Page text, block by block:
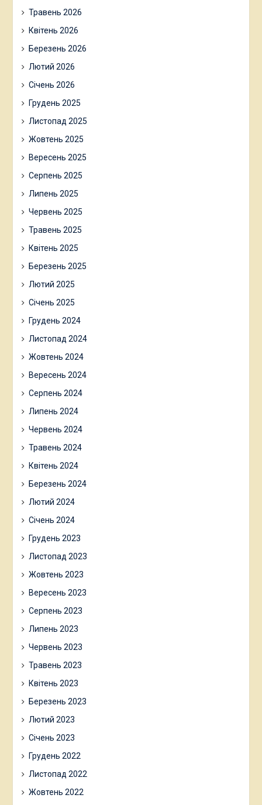
Травень 2026
Квітень 2026
Березень 2026
Лютий 2026
Січень 2026
Грудень 2025
Листопад 2025
Жовтень 2025
Вересень 2025
Серпень 2025
Липень 2025
Червень 2025
Травень 2025
Квітень 2025
Березень 2025
Лютий 2025
Січень 2025
Грудень 2024
Листопад 2024
Жовтень 2024
Вересень 2024
Серпень 2024
Липень 2024
Червень 2024
Травень 2024
Квітень 2024
Березень 2024
Лютий 2024
Січень 2024
Грудень 2023
Листопад 2023
Жовтень 2023
Вересень 2023
Серпень 2023
Липень 2023
Червень 2023
Травень 2023
Квітень 2023
Березень 2023
Лютий 2023
Січень 2023
Грудень 2022
Листопад 2022
Жовтень 2022